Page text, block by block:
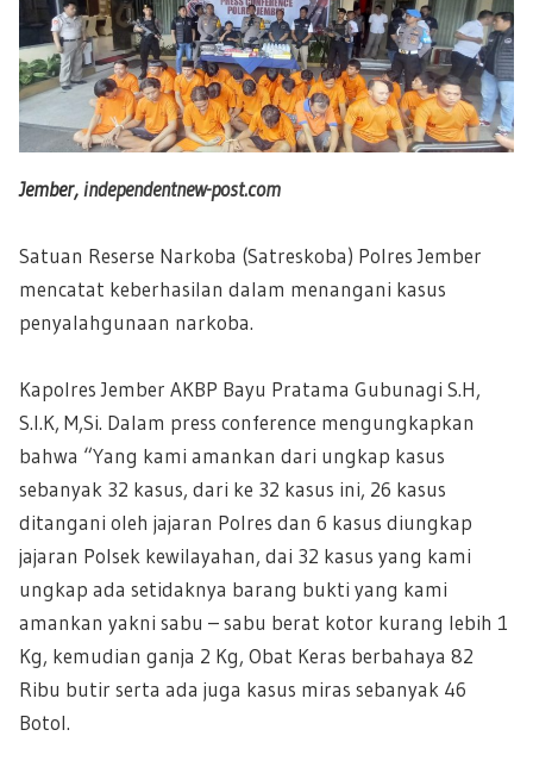
Jember,independentnew-post.com
Satuan Reserse Narkoba (Satreskoba) Polres Jember
mencatat keberhasilan dalam menangani kasus
penyalahgunaan narkoba.
Kapolres Jember AKBP Bayu Pratama Gubunagi S.H,
S.I.K, M,Si. Dalam press conference mengungkapkan
bahwa “Yang kami amankan dari ungkap kasus
sebanyak 32 kasus, dari ke 32 kasus ini, 26 kasus
ditangani oleh jajaran Polres dan 6 kasus diungkap
jajaran Polsek kewilayahan, dai 32 kasus yang kami
ungkap ada setidaknya barang bukti yang kami
amankan yakni sabu – sabu berat kotor kurang lebih 1
Kg, kemudian ganja 2 Kg, Obat Keras berbahaya 82
Ribu butir serta ada juga kasus miras sebanyak 46
Botol.